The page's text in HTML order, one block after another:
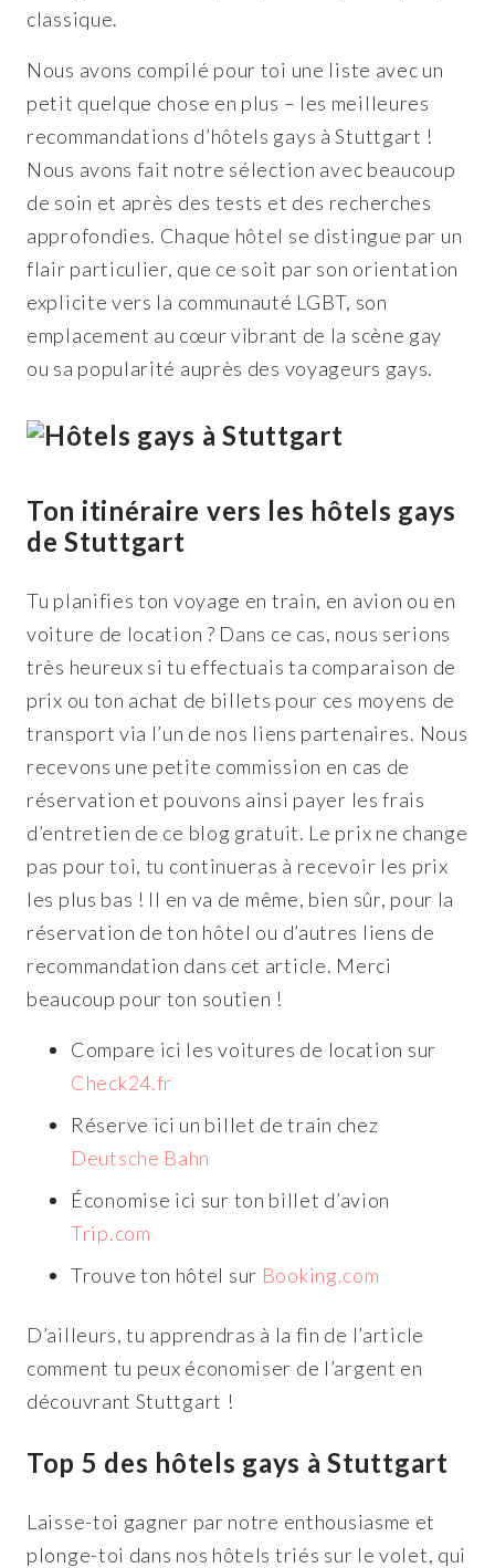
classique.
Nous avons compilé pour toi une liste avec un
petit quelque chose en plus – les meilleures
recommandations d’hôtels gays à Stuttgart !
Nous avons fait notre sélection avec beaucoup
de soin et après des tests et des recherches
approfondies. Chaque hôtel se distingue par un
flair particulier, que ce soit par son orientation
explicite vers la communauté LGBT, son
emplacement au cœur vibrant de la scène gay
ou sa popularité auprès des voyageurs gays.
Ton itinéraire vers les hôtels gays
de Stuttgart
Tu planifies ton voyage en train, en avion ou en
voiture de location ? Dans ce cas, nous serions
très heureux si tu effectuais ta comparaison de
prix ou ton achat de billets pour ces moyens de
transport via l’un de nos liens partenaires. Nous
recevons une petite commission en cas de
réservation et pouvons ainsi payer les frais
d’entretien de ce blog gratuit. Le prix ne change
pas pour toi, tu continueras à recevoir les prix
les plus bas ! Il en va de même, bien sûr, pour la
réservation de ton hôtel ou d’autres liens de
recommandation dans cet article. Merci
beaucoup pour ton soutien !
Compare ici les voitures de location sur
Check24.fr
Réserve ici un billet de train chez
Deutsche Bahn
Économise ici sur ton billet d’avion
Trip.com
Trouve ton hôtel sur Booking.com
D’ailleurs, tu apprendras à la fin de l’article
comment tu peux économiser de l’argent en
découvrant Stuttgart !
Top 5 des hôtels gays à Stuttgart
Laisse-toi gagner par notre enthousiasme et
plonge-toi dans nos hôtels triés sur le volet, qui